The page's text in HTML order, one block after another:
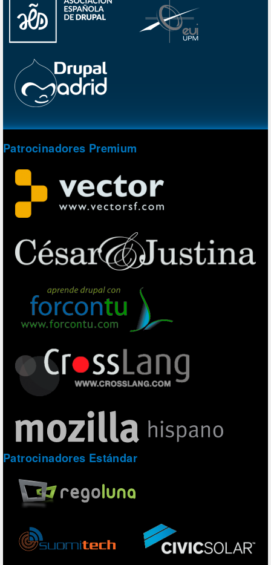
Patrocinadores Premium
Patrocinadores Estándar